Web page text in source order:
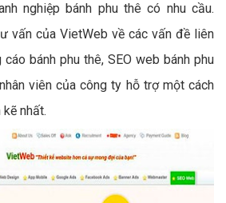
nghiệp bánh phu thê có nhu cầu.
vấn của VietWeb về các vấn đề liên
cáo bánh phu thê, SEO web bánh phu
viên của công ty hỗ trợ một cách
nhất.